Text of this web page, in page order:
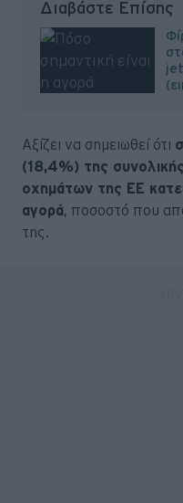
Διαβάστε Επίσης
Αξίζει να σημειωθεί ότι
(18,4%) της
οχημάτων της ΕΕ
αγορά, ποσοστό που
της.